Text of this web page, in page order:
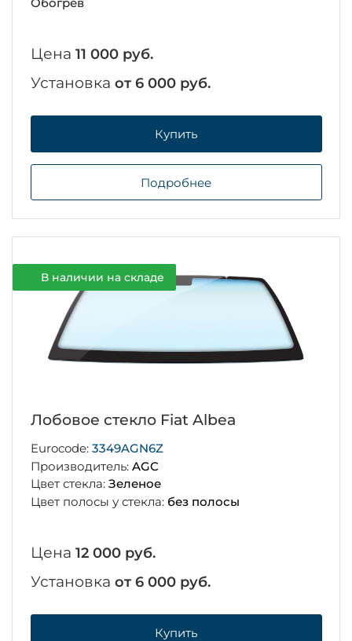
Обогрев
Цена 11 000 руб.
Установка от 6 000 руб.
Купить
Подробнее
В наличии на складе
Лобовое стекло Fiat Albea
Eurocode: 3349AGN6Z
Производитель: AGC
Цвет стекла: Зеленое
Цвет полосы у стекла: без полосы
Цена 12 000 руб.
Установка от 6 000 руб.
Купить